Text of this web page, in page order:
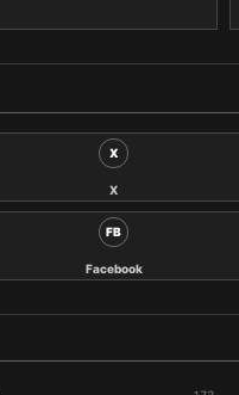
X
X
FB
Facebook